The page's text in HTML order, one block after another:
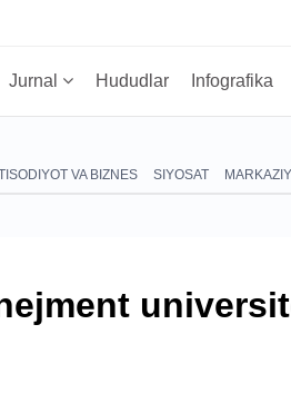
Jurnal Hududlar Infografika
VA BIZNES SIYOSAT